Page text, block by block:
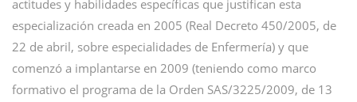
actitudes y habilidades específicas que justifican esta
especialización creada en 2005 (Real Decreto 450/2005, de
22 de abril, sobre especialidades de Enfermería) y que
comenzó a implantarse en 2009 (teniendo como marco
formativo el programa de la Orden SAS/3225/2009, de 13